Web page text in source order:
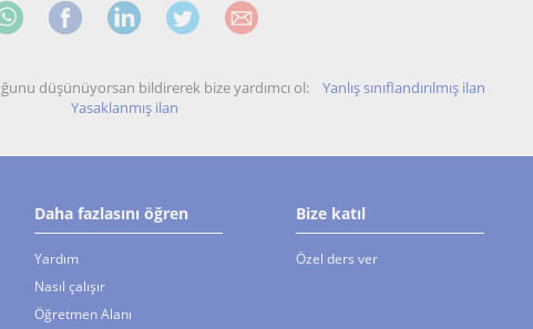
düşünüyorsan bildirerek bize yardımcı ol: Yanlış sınıflandırılmış ilan
Yasaklanmış ilan
Daha fazlasını öğren
Yardım
Nasıl çalışır
Öğretmen Alanı
Bize katıl
Özel ders ver